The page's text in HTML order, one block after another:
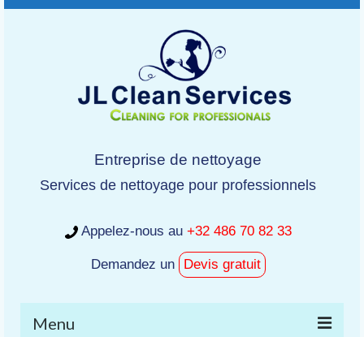
Entreprise de nettoyage
Services de nettoyage pour professionnels
Appelez-nous au +32 486 70 82 33
Demandez un Devis gratuit
Menu